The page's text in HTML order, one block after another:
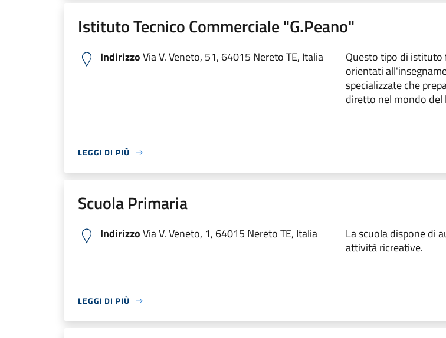
Istituto Tecnico Commerciale "G.Peano"
IndirizzoVia V. Veneto, 51, 64015 Nereto TE, Italia
Questo tipo di
orientati
specializzate che
diretto nel mondo del
LEGGI DI PIÙ
Scuola Primaria
IndirizzoVia V. Veneto, 1, 64015 Nereto TE, Italia
La scuola dispone di
attività ricreative.
LEGGI DI PIÙ